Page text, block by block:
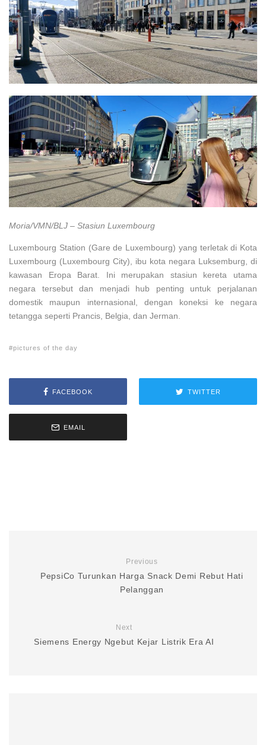
Moria/VMN/BLJ – Stasiun Luxembourg
Luxembourg Station (Gare de Luxembourg) yang terletak di Kota
Luxembourg (Luxembourg City), ibu kota negara Luksemburg, di
kawasan Eropa Barat. Ini merupakan stasiun kereta utama
negara tersebut dan menjadi hub penting untuk perjalanan
domestik maupun internasional, dengan koneksi ke negara
tetangga seperti Prancis, Belgia, dan Jerman.
pictures of the day
FACEBOOK TWITTER
EMAIL
Previous
PepsiCo Turunkan Harga Snack Demi Rebut Hati
Pelanggan
Next
Siemens Energy Ngebut Kejar Listrik Era AI